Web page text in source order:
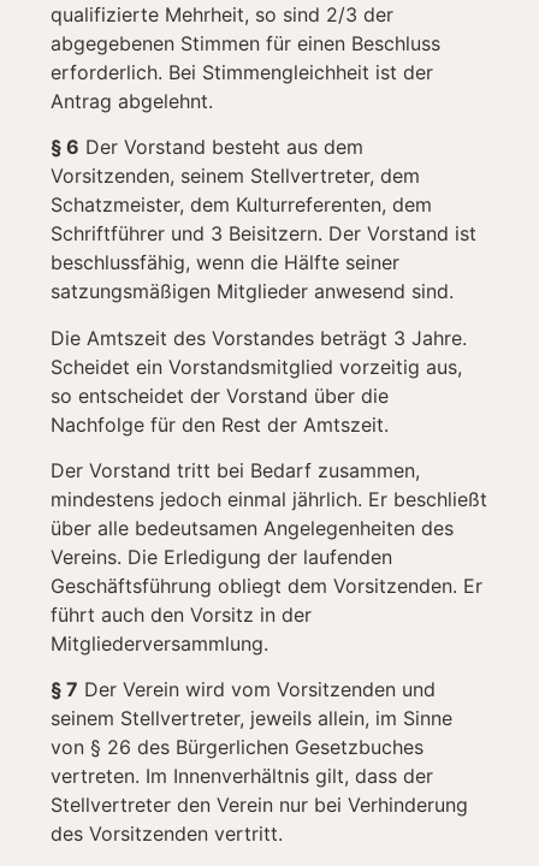
qualifizierte Mehrheit, so sind 2/3 der
abgegebenen Stimmen für einen Beschluss
erforderlich. Bei Stimmengleichheit ist der
Antrag abgelehnt.
§ 6 Der Vorstand besteht aus dem
Vorsitzenden, seinem Stellvertreter, dem
Schatzmeister, dem Kulturreferenten, dem
Schriftführer und 3 Beisitzern. Der Vorstand ist
beschlussfähig, wenn die Hälfte seiner
satzungsmäßigen Mitglieder anwesend sind.
Die Amtszeit des Vorstandes beträgt 3 Jahre.
Scheidet ein Vorstandsmitglied vorzeitig aus,
so entscheidet der Vorstand über die
Nachfolge für den Rest der Amtszeit.
Der Vorstand tritt bei Bedarf zusammen,
mindestens jedoch einmal jährlich. Er beschließt
über alle bedeutsamen Angelegenheiten des
Vereins. Die Erledigung der laufenden
Geschäftsführung obliegt dem Vorsitzenden. Er
führt auch den Vorsitz in der
Mitgliederversammlung.
§ 7 Der Verein wird vom Vorsitzenden und
seinem Stellvertreter, jeweils allein, im Sinne
von § 26 des Bürgerlichen Gesetzbuches
vertreten. Im Innenverhältnis gilt, dass der
Stellvertreter den Verein nur bei Verhinderung
des Vorsitzenden vertritt.